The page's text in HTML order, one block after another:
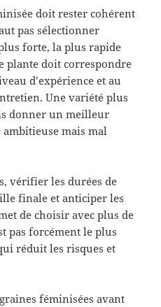
doit rester cohérent
pas sélectionner
forte, la plus rapide
plante doit correspondre
d’expérience et au
Une variété plus
donner un meilleur
mais mal
vérifier les durées de
finale et anticiper les
de choisir avec plus de
pas forcément le plus
réduit les risques et
féminisées avant